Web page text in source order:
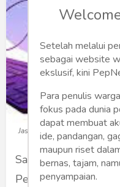
Wanita
Jasa Pembuatan Website
Saham
Pengertian Saham
Setelah melalui
sebagai website
ekslusif, kini
Para penulis
fokus pada dunia
dapat membuat
ide, pandangan,
maupun riset
bernas, tajam,
penyampaian.